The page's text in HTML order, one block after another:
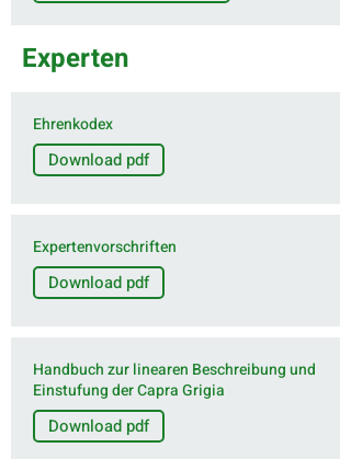
Experten
Ehrenkodex
Download pdf
Expertenvorschriften
Download pdf
Handbuch zur linearen Beschreibung und
Einstufung der Capra Grigia
Download pdf